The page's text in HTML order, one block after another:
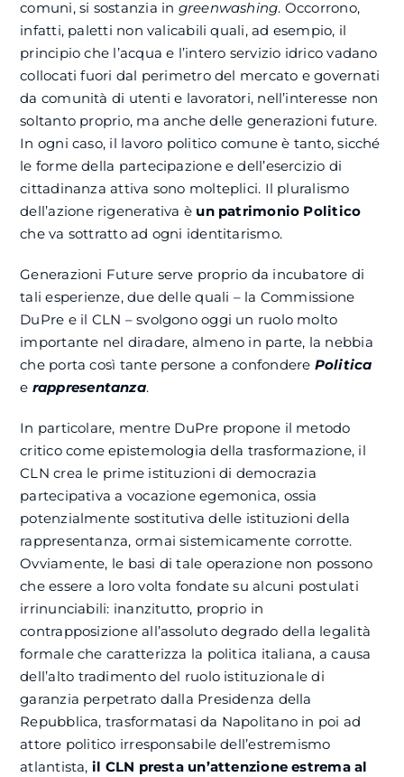
comuni, si sostanzia in greenwashing. Occorrono,
infatti, paletti non valicabili quali, ad esempio, il
principio che l’acqua e l’intero servizio idrico vadano
collocati fuori dal perimetro del mercato e governati
da comunità di utenti e lavoratori, nell’interesse non
soltanto proprio, ma anche delle generazioni future.
In ogni caso, il lavoro politico comune è tanto, sicché
le forme della partecipazione e dell’esercizio di
cittadinanza attiva sono molteplici. Il pluralismo
dell’azione rigenerativa è un patrimonio Politico
che va sottratto ad ogni identitarismo.
Generazioni Future serve proprio da incubatore di
tali esperienze, due delle quali – la Commissione
DuPre e il CLN – svolgono oggi un ruolo molto
importante nel diradare, almeno in parte, la nebbia
che porta così tante persone a confondere Politica
e rappresentanza.
In particolare, mentre DuPre propone il metodo
critico come epistemologia della trasformazione, il
CLN crea le prime istituzioni di democrazia
partecipativa a vocazione egemonica, ossia
potenzialmente sostitutiva delle istituzioni della
rappresentanza, ormai sistemicamente corrotte.
Ovviamente, le basi di tale operazione non possono
che essere a loro volta fondate su alcuni postulati
irrinunciabili: inanzitutto, proprio in
contrapposizione all’assoluto degrado della legalità
formale che caratterizza la politica italiana, a causa
dell’alto tradimento del ruolo istituzionale di
garanzia perpetrato dalla Presidenza della
Repubblica, trasformatasi da Napolitano in poi ad
attore politico irresponsabile dell’estremismo
atlantista, il CLN presta un’attenzione estrema al